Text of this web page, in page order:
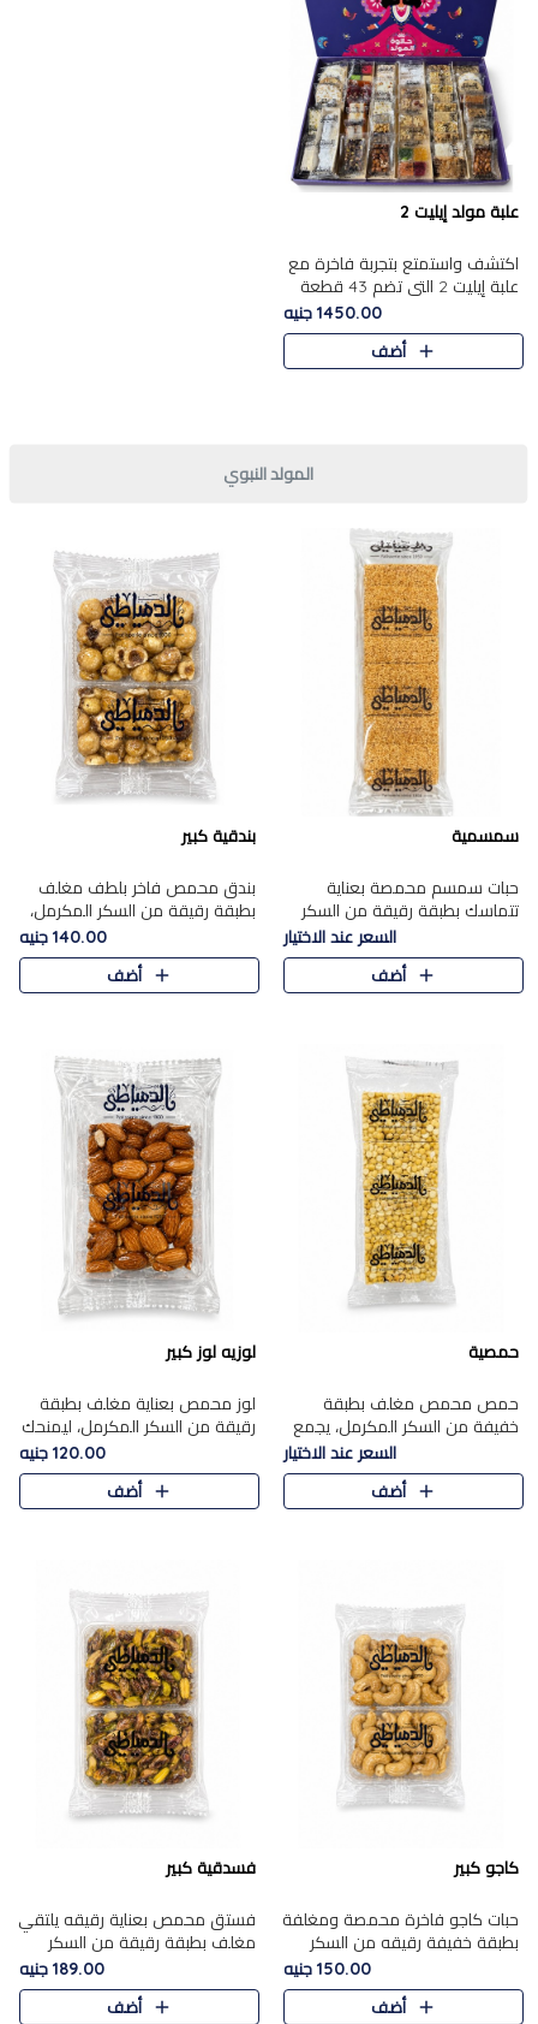
علبة مولد إيليت 2
اكتشف واستمتع بتجربة فاخرة مع
علبة إيليت 2 التي تضم 43 قطعة
تشكيلة من أرقى حلويات المولد
الشرقية المصرية الأصيلة ,معروضة
بشكل جميل في علبة أ..
1450.00 جنيه
أضف
المولد النبوي
سمسمية
حبات سمسم محمصة بعناية
تتماسك بطبقة رقيقة من السكر
المكرمل، لتقدم طعم السمسم
المميز وقرمشتة التي ارتبطت ببهجة
المولد عبر الأجيال.
السعر عند الاختيار
أضف
بندقية كبير
بندق محمص فاخر بلطف مغلف
بطبقة رقيقة من السكر المكرمل،
يجمع بين النكهة الغنية ناتي
والقرمشة الراقية المرضية في
حلوى شرقية أنيقه بطابع مميز.
140.00 جنيه
أضف
حمصية
حمص محمص مغلف بطبقة
خفيفة من السكر المكرمل، يجمع
بين القرمشة المميزة والطعم
الشرقي الأصيل في واحدة من أشهر
حلويات الموسم.
السعر عند الاختيار
أضف
لوزيه لوز كبير
لوز محمص بعناية مغلف بطبقة
رقيقة من السكر المكرمل، ليمنحك
قرمشة راقية ونكهة غنية تبرز
فخامة اللوز في كل قطعة.
120.00 جنيه
أضف
كاجو كبير
حبات كاجو فاخرة محمصة ومغلفة
بطبقة خفيفة رقيقه من السكر
المكرمل، تجمع بين توازن النعومة
زبدية غنية فاخرة والقرمشة
المرضية في حلوى شرقية بطاب..
150.00 جنيه
أضف
فسدقية كبير
فستق محمص بعناية رقيقه يلتقي
مغلف بطبقة رقيقة من السكر
المكرمل، ليقدم مذاقًا فاخرًا حلوي
شرقية فاخرة ونكهة غنية ناتي تميز
كل قطعة و قوام هش
189.00 جنيه
أضف